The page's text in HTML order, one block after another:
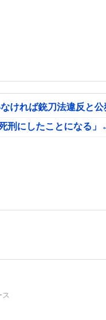
なければ銃刀法違反と
刑にしたことになる
ス